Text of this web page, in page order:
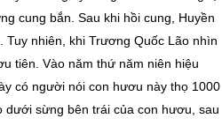
cung bắn. Sau khi hồi cung, Huyền
nhiên, khi Trương Quốc Lão nhìn
tiên. Vào năm thứ năm niên hiệu
có người nói con hươu này thọ 1000
sừng bên trái của con hươu, sau